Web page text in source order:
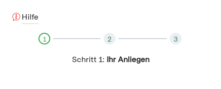
Hilfe
1 2 3
Schritt 1: Ihr Anliegen